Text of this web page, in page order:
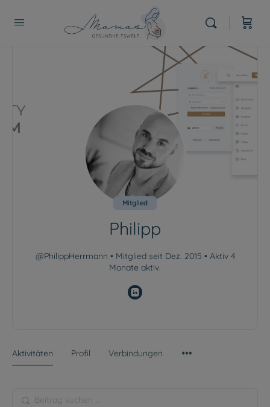
Mitglied
Philipp
@PhilippHerrmann • Mitglied seit Dez. 2015 • Aktiv 4
Monate aktiv.
Aktivitäten Profil Verbindungen
Beitrag